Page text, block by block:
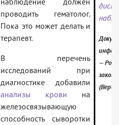
проводить гематолог.
Пока это может делать и
терапевт.
В перечень
исследований при
диагностике добавили
анализы крови на
железосвязывающую
способность сыворотки
—